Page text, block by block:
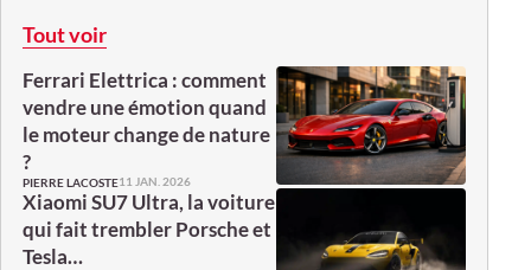
Tout voir
Ferrari Elettrica : comment
vendre une émotion quand
le moteur change de nature
?
PIERRE LACOSTE11 JAN. 2026
Xiaomi SU7 Ultra, la voiture
qui fait trembler Porsche et
Tesla…